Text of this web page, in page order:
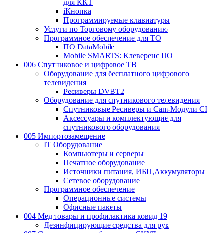
для ККТ
iКнопка
Программируемые клавиатуры
Услуги по Торговому оборудованию
Программное обеспечение для ТО
ПО DataMobile
Mobile SMARTS: Клеверенс ПО
006 Спутниковое и цифровое ТВ
Оборудование для бесплатного цифрового
телевидения
Ресиверы DVBT2
Оборудование для спутникового телевидения
Спутниковые Ресиверы и Cam-Модули CI
Аксессуары и комплектующие для
спутникового оборудования
005 Импортозамещение
IT Оборудование
Компьютеры и серверы
Печатное оборудование
Источники питания, ИБП,Аккумуляторы
Сетевое оборудование
Программное обеспечение
Операционные системы
Офисные пакеты
004 Мед товары и профилактика ковид 19
Дезинфицирующие средства для рук